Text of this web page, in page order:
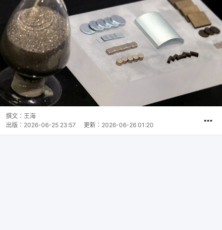
撰文： 王海
出版： 2026-06-25 23:57 更新： 2026-06-26 01:20